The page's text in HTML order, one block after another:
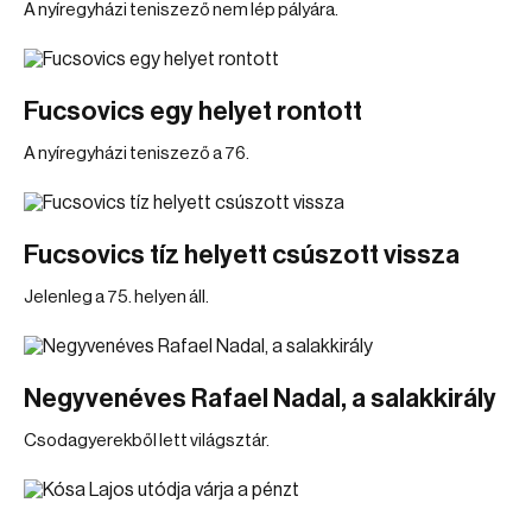
A nyíregyházi teniszező nem lép pályára.
Fucsovics egy helyet rontott
A nyíregyházi teniszező a 76.
Fucsovics tíz helyett csúszott vissza
Jelenleg a 75. helyen áll.
Negyvenéves Rafael Nadal, a salakkirály
Csodagyerekből lett világsztár.